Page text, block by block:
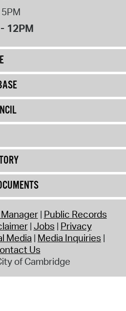
12PM
Public Records
Jobs Privacy
Media Media Inquiries
Us
of Cambridge